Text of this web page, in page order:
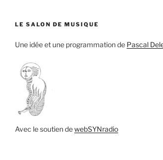
LE SALON DE MUSIQUE
Une idée et une programmation de Pascal
Avec le soutien dewebSYNradio